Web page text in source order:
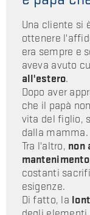
Una cliente si
ottenere
era sempre e
aveva avuto
all'estero.
Dopo aver
che il papà
vita del figlio,
dalla mamma.
Tra l'altro, non
mantenimento
costanti
esigenze.
Di fatto, la